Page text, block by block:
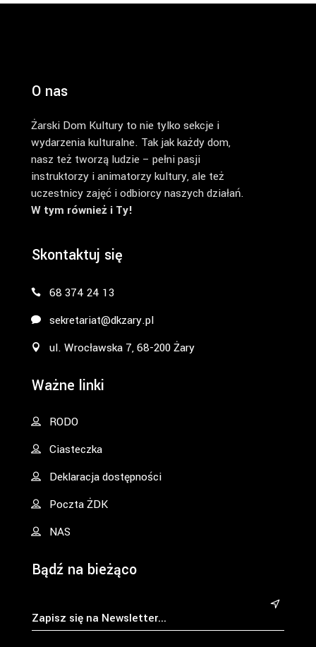
O nas
Żarski Dom Kultury to nie tylko sekcje i
wydarzenia kulturalne. Tak jak każdy dom,
nasz też tworzą ludzie – pełni pasji
instruktorzy i animatorzy kultury, ale też
uczestnicy zajęć i odbiorcy naszych działań.
W tym również i Ty!
Skontaktuj się
68 374 24 13
sekretariat@dkzary.pl
ul. Wrocławska 7, 68-200 Żary
Ważne linki
RODO
Ciasteczka
Deklaracja dostępności
Poczta ŻDK
NAS
Bądź na bieżąco
&